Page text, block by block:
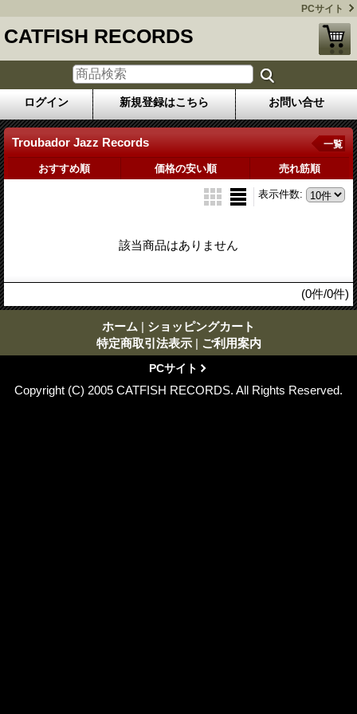
PCサイト
CATFISH RECORDS
ログイン 新規登録はこちら お問い合せ
Troubador Jazz Records 一覧
おすすめ順 価格の安い順 売れ筋順
表示件数:
該当商品はありません
(0件/0件)
ホーム | ショッピングカート
特定商取引法表示 | ご利用案内
PCサイト
Copyright (C) 2005 CATFISH RECORDS. All Rights Reserved.